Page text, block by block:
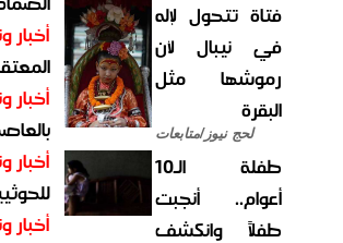
فتاة تتحول لإله
في نيبال لأن
رموشها مثل
البقرة
لحج نيوز/متابعات
طفلة الـ10
أعوام.. أنجبت
طفلاً وانكشف
أخبار
أخبار
أخبار
أخبار